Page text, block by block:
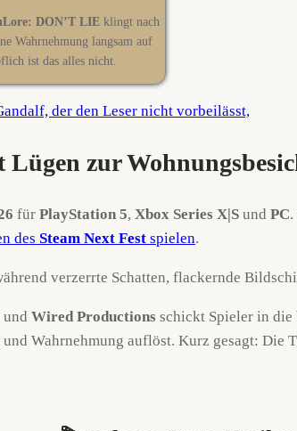
DON’T LIE klingt nach
Wahrnehmung langsam auf
ist das alles nicht.
zur
für PlayStation 5, Xbox Series X|S und PC
des Steam Next Fest spielen.
und Wired Productions schickt Spieler in
Wahrnehmung auflöst. Kurz gesagt: